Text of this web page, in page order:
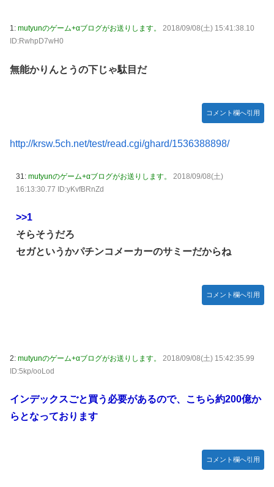
先生の彼女になる！
あり】
【画像】ゴールデンカムイを勢いで読んでても「何こい
【動画】タイのティパンコーン王子が日本人女性とデート
【遊戯王ラッシュデュエル情報】君臨のヘッドライナーに
「アインソフ・リッター」が新規収録決定！
きなくなる時代に突入ｗｗｗｗ
【ウマ娘】ドリジャやステゴにパパって呼ばれたい
【画像】昔のエルフ、現代でもシコれそう
【デレマス】 渋谷凛「プロデューサーは何派？」
か
【悲報】PS5『CoD:BO』『CoD:BO2』で他人のアカウン
トレベルを変えるチーターが出没中ｗｗｗｗ
ライチュウ「ピチューとピカチュウより圧倒的に強いですｗ
F1で再びトップに戻れると確信」
【写真付】中川翔子さんのハワイの結婚式、何故か旦那がい
【さすソニー】ソニーのスパイダーマン、一瞬で興行収入
【悲報】PS5『CoD:BO』『CoD:BO2』で他人のアカウン
【J2第1節 山形×栃木C】山形は百年構想リーグでシーズン
W喫した栃木C下し開幕白星！川名連介は移籍後初ゴール
【朗報】米村姫良々、香港遠征のホテルで風呂上がりを西﨑
美空に撮られ拡散されるｗｗｗ
1: mutyunのゲーム+αブログがお送りします。
2018/09/08(土) 15:41:38.10
ID:RwhpD7wH0
無能かりんとうの下じゃ駄目だ
コメント欄へ引用
http://krsw.5ch.net/test/read.cgi/ghard/1536388898/
31: mutyunのゲーム+αブログがお送りします。
2018/09/08(土)
16:13:30.77 ID:yKvfBRnZd
>>1
そらそうだろ
セガというかパチンコメーカーのサミーだからね
コメント欄へ引用
2: mutyunのゲーム+αブログがお送りします。
2018/09/08(土) 15:42:35.99
ID:5kp/ooLod
インデックスごと買う必要があるので、こちら約200億か
らとなっております
コメント欄へ引用